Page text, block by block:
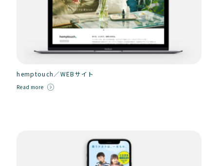
hemptouch／WEBサイト
Read more